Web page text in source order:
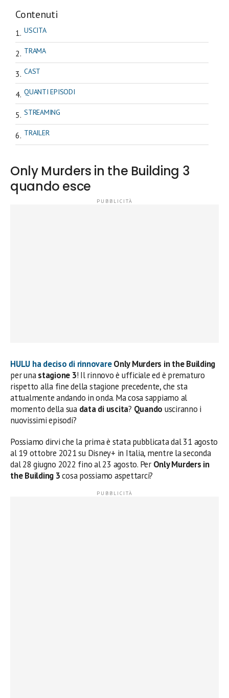
Contenuti
USCITA
TRAMA
CAST
QUANTI EPISODI
STREAMING
TRAILER
Only Murders in the Building 3
quando esce
HULU ha deciso di rinnovareOnly Murders in the Building
per unastagione 3! Il rinnovo è ufficiale ed è prematuro
rispetto alla fine della stagione precedente, che sta
attualmente andando in onda. Ma cosa sappiamo al
momento della sua data di uscita? Quando usciranno i
nuovissimi episodi?
Possiamo dirvi che la prima è stata pubblicata dal 31 agosto
al 19 ottobre 2021 su Disney+ in Italia, mentre la seconda
dal 28 giugno 2022 fino al 23 agosto. Per Only Murders in
the Building 3cosa possiamo aspettarci?